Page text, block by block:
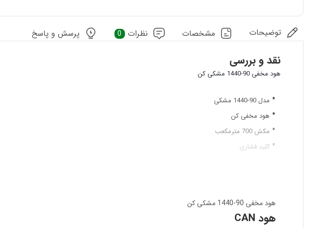
توضیحات مشخصات نظرات 0 پرسش و پاسخ
نقد و بررسی
هود مخفی 90-1440 مشکی کن
مدل 90-1440 مشکی
هود مخفی کن
مکش 700 مترمکعب
کلید فشاری
هود مخفی 90-1440 مشکی کن
هود CAN